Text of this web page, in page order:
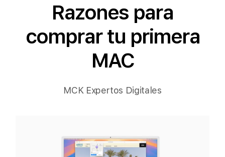
Razones para
comprar tu primera
MAC
MCK Expertos Digitales